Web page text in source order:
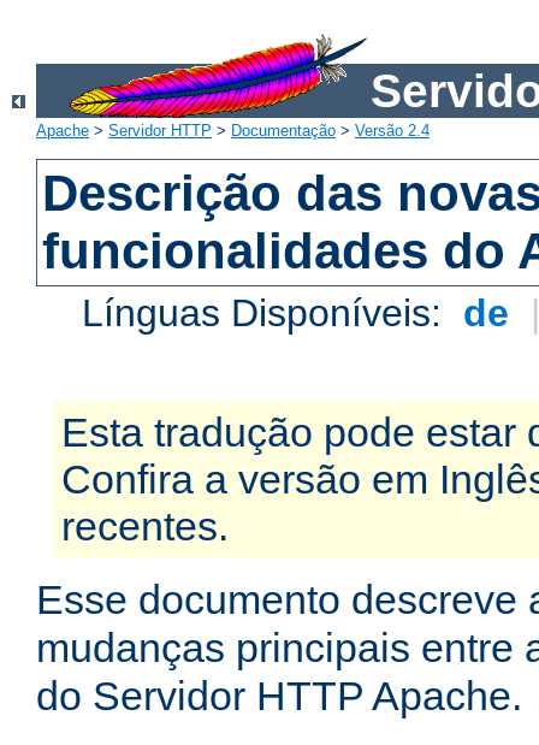
Apache > Servidor HTTP > Documentação > Versão 2.4
Descrição das
funcionalidades do
Línguas Disponíveis: de
Esta tradução pode estar
Confira a versão em
recentes.
Esse documento descreve
mudanças principais entre
do Servidor HTTP Apache.